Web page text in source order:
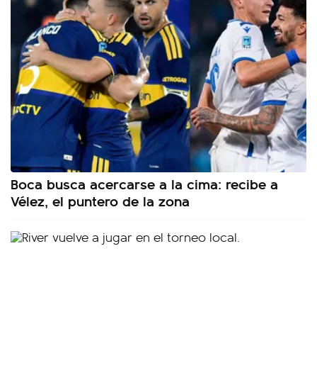
Boca busca acercarse a la cima: recibe a
Vélez, el puntero de la zona